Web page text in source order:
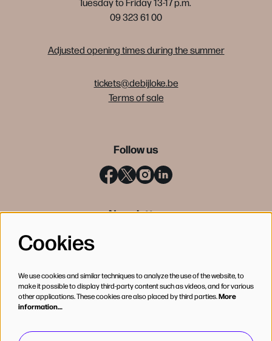
09 323 61 00
Adjusted opening times during the summer
tickets@debijloke.be
Terms of sale
Follow us
Newsletter
Cookies
We use cookies and similar techniques to analyze the use of the website, to
make it possible to display third-party content such as videos, and for various
other applications. These cookies are also placed by third parties.More
information…